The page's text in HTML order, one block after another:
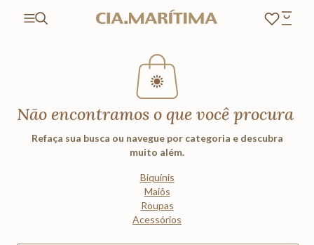
Não encontramos o que você procura
Refaça sua busca ou navegue por categoria e descubra
muito além.
Biquínis
Maiôs
Roupas
Acessórios